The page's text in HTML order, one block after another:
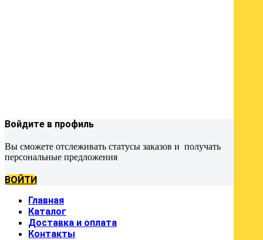
Войдите в профиль
Вы сможете отслеживать статусы заказов и получать
персональные предложения
ВОЙТИ
Главная
Каталог
Доставка и оплата
Контакты